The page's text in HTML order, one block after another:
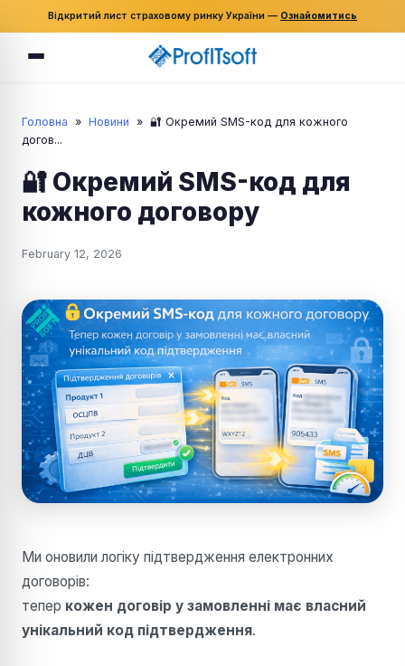
Відкритий лист страховому ринку України — Ознайомитись
Головна » Новини » 🔐 Окремий SMS-код для кожного
догов...
🔐 Окремий SMS-код для
кожного договору
February 12, 2026
Ми оновили логіку підтвердження електронних
договорів:
тепер кожен договір у замовленні має власний
унікальний код підтвердження.